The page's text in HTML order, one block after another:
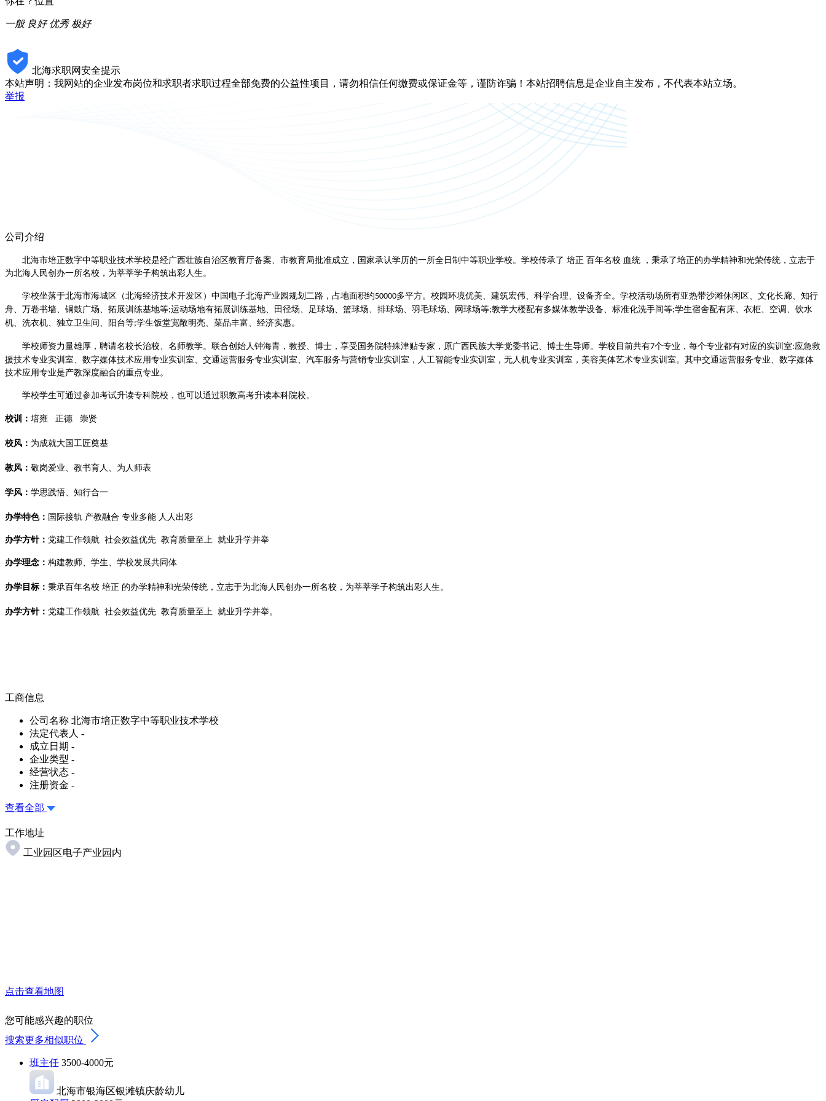
一般 良好 优秀 极好
北海求职网安全提示
本站声明：我网站的企业发布岗位和求职者求职过程全部免费的公益性项目，请勿相信任何缴费或保证金等，谨防诈骗！本站招聘信息是企业自主发布，不代表本站立场。
举报
公司介绍
北海市培正数字中等职业技术学校是经广西壮族自治区教育厅备案、市教育局批准成立，国家承认学历的一所全日制中等职业学校。学校传承了 培正 百年名校 血统 ，秉承了培正的办学精神和光荣传统，立志于
为北海人民创办一所名校，为莘莘学子构筑出彩人生。
学校坐落于北海市海城区（北海经济技术开发区）中国电子北海产业园规划二路 ，占地面积约50000多平方。 校园环境优美、建筑宏伟、科学合理、设备齐全。学校活动场所有亚热带沙滩休闲区、文化长廊、 知行
舟、万卷书墙、铜鼓广场、拓展训练基地等;运动场地有拓展训练基地、田径场、足球场、篮球场、排球场、羽毛球场、网球场等;教学大楼配有多媒体教学设备、标准化洗手间等;学生宿舍配有床、衣柜、空调、饮水
机、洗衣机、独立卫生间、阳台等;学生饭堂宽敞明亮、菜品丰富、经济实惠。
学校师资力量雄厚，聘请名校长治校、名师教学。 联合创始人钟海青，教授、博士，享受国务院特殊津贴专家，原广西民族大学党委书记、博士生导师。学校目前共有7个专业，每个专业都有对应的实训室:应急救
援技术专业实训室、数字媒体技术应用专业实训室、交通运营服务专业实训室、汽车服务与营销专业实训室，人工智能专业实训室，无人机专业实训室，美容美体艺术专业实训室。其中交通运营服务专业、数字媒体
技术应用专业是产教深度融合的重点专业。
学校学生可通过参加考试升读专科院校，也可以通过职教高考升读本科院校。
校训： 培雍 正德 崇贤
校风： 为成就大国工匠奠基
教风： 敬岗爱业、教书育人、为人师表
学风： 学思践悟、知行合一
办学特色： 国际接轨 产教融合 专业多能 人人出彩
办学方针： 党建工作领航 社会效益优先 教育质量至上 就业升学并举
办学理念： 构建教师、学生、学校发展共同体
办学目标： 秉承百年名校 培正 的办学精神和光荣传统，立志于为北海人民创办一所名校，为莘莘学子构筑出彩人生。
办学方针： 党建工作领航 社会效益优先 教育质量至上 就业升学并举。
工商信息
公司名称 北海市培正数字中等职业技术学校
法定代表人 -
成立日期 -
企业类型 -
经营状态 -
注册资金 -
查看全部
工作地址
工业园区电子产业园内
点击查看地图
您可能感兴趣的职位
搜索更多相似职位
班主任 3500-4000元
北海市银海区银滩镇庆龄幼儿